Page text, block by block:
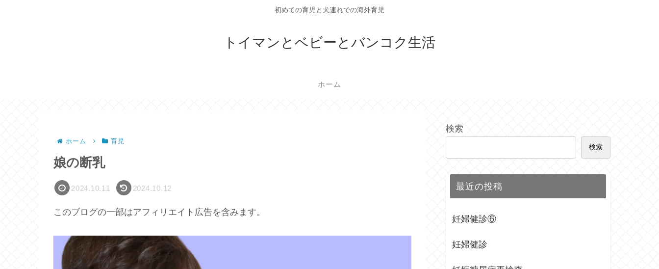
初めての育児と犬連れでの海外育児
トイマンとベビーとバンコク生活
ホーム
ホーム 育児
娘の断乳
2024.10.11 2024.10.12
このブログの一部はアフィリエイト広告を含みます。
検索
検索
最近の投稿
妊婦健診⑥
妊婦健診